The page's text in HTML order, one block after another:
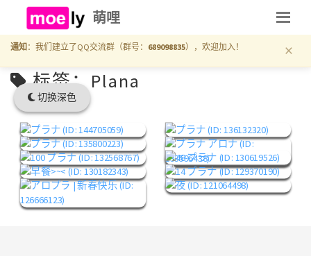
切换深色
萌哩
通知 ：我们建立了QQ交流群（群号： 689098835），欢迎加入！ ×
标签：Plana